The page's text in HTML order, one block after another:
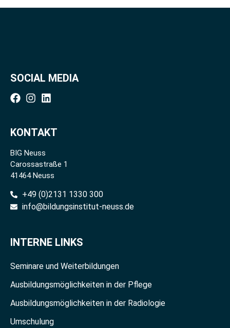
SOCIAL MEDIA
KONTAKT
BIG Neuss
Carossastraße 1
41464 Neuss
+49 (0)2131 1330 300
info@bildungsinstitut-neuss.de
INTERNE LINKS
Seminare und Weiterbildungen
Ausbildungsmöglichkeiten in der Pflege
Ausbildungsmöglichkeiten in der Radiologie
Umschulung